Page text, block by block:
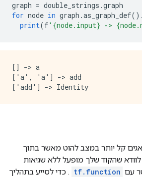
graph = double_strings .graph
for node in graph .as_graph_def().
print(f'{node.input} ->
[] -> a
['a', 'a'] -> add
קל יותר במצב להוט מאשר בתוך
לוודא שהקוד שלך מופעל ללא שגיאות
עם tf.function . כדי לסייע בתהליך